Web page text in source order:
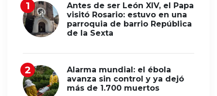
Antes de ser León XIV, el Papa
visitó Rosario: estuvo en una
parroquia de barrio República
de la Sexta
Alarma mundial: el ébola
avanza sin control y ya dejó
más de 1.700 muertos